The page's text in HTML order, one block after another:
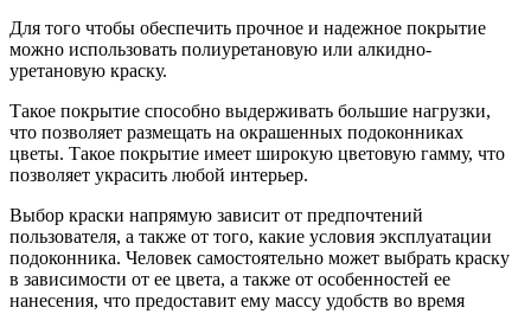
Для того чтобы обеспечить прочное и надежное покрытие
можно использовать полиуретановую или алкидно-
уретановую краску.
Такое покрытие способно выдерживать большие нагрузки,
что позволяет размещать на окрашенных подоконниках
цветы. Такое покрытие имеет широкую цветовую гамму, что
позволяет украсить любой интерьер.
Выбор краски напрямую зависит от предпочтений
пользователя, а также от того, какие условия эксплуатации
подоконника. Человек самостоятельно может выбрать краску
в зависимости от ее цвета, а также от особенностей ее
нанесения, что предоставит ему массу удобств во время